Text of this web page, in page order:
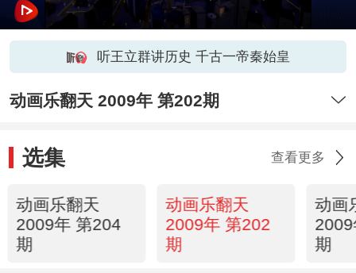
听王立群讲历史 千古一帝秦始皇
动画乐翻天 2009年 第202期
选集 查看更多
动画乐翻天
2009年 第204
期
动画乐翻天
2009年 第202
期
动画
期